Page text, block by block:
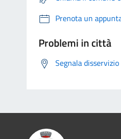
Prenota un
Problemi in città
Segnala disservizio